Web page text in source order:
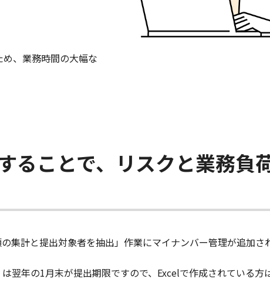
、業務時間の大幅な
ることで、リスクと業務負
集計と提出対象者を抽出」作業にマイナンバー管理が追加さ
翌年の1月末が提出期限ですので、Excelで作成されている方